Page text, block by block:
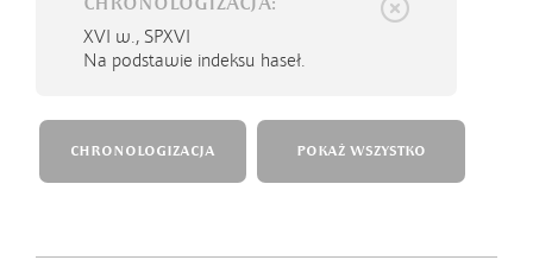
XVI w., SPXVI
Na podstawie indeksu haseł.
CHRONOLOGIZACJA POKAŻ WSZYSTKO